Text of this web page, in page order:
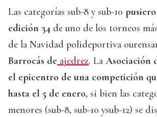
Las categorías sub-8 y sub-10
edición 34 de uno de los torneos
de la Navidad polideportiva
Barrocás de ajedrez. La Asociación
el epicentro de una competición
hasta el 5 de enero, si bien las
menores (sub-8, sub-10 ysub-12) se